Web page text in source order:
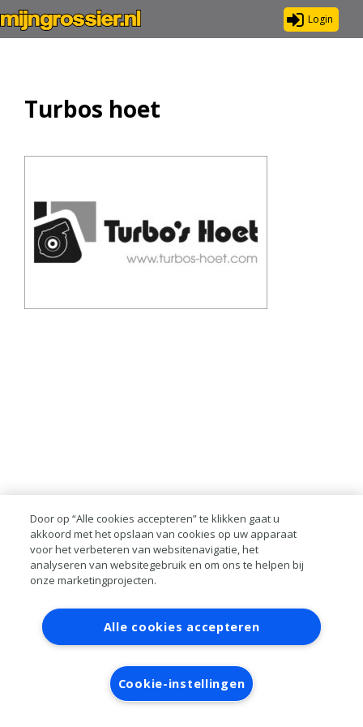
Login
Turbos hoet
Contact Account aanvragen
Inloggen
RAI bestanden
Privacy
Algemene
voorwaarden
Verwerkersovereenkomst
Door op “Alle cookies accepteren” te klikken gaat u
akkoord met het opslaan van cookies op uw apparaat
voor het verbeteren van websitenavigatie, het
analyseren van websitegebruik en om ons te helpen bij
onze marketingprojecten.
Alle cookies accepteren
Cookie-instellingen